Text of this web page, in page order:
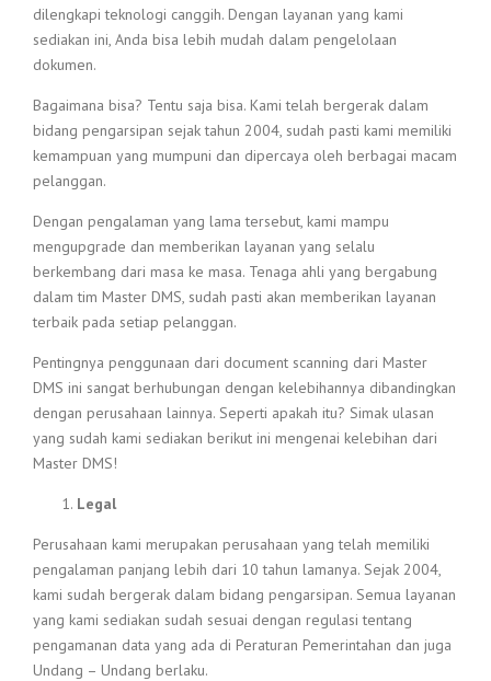
dilengkapi teknologi canggih. Dengan layanan yang kami
sediakan ini, Anda bisa lebih mudah dalam pengelolaan
dokumen.
Bagaimana bisa? Tentu saja bisa. Kami telah bergerak dalam
bidang pengarsipan sejak tahun 2004, sudah pasti kami memiliki
kemampuan yang mumpuni dan dipercaya oleh berbagai macam
pelanggan.
Dengan pengalaman yang lama tersebut, kami mampu
mengupgrade dan memberikan layanan yang selalu
berkembang dari masa ke masa. Tenaga ahli yang bergabung
dalam tim Master DMS, sudah pasti akan memberikan layanan
terbaik pada setiap pelanggan.
Pentingnya penggunaan dari document scanning dari Master
DMS ini sangat berhubungan dengan kelebihannya dibandingkan
dengan perusahaan lainnya. Seperti apakah itu? Simak ulasan
yang sudah kami sediakan berikut ini mengenai kelebihan dari
Master DMS!
Legal
Perusahaan kami merupakan perusahaan yang telah memiliki
pengalaman panjang lebih dari 10 tahun lamanya. Sejak 2004,
kami sudah bergerak dalam bidang pengarsipan. Semua layanan
yang kami sediakan sudah sesuai dengan regulasi tentang
pengamanan data yang ada di Peraturan Pemerintahan dan juga
Undang – Undang berlaku.